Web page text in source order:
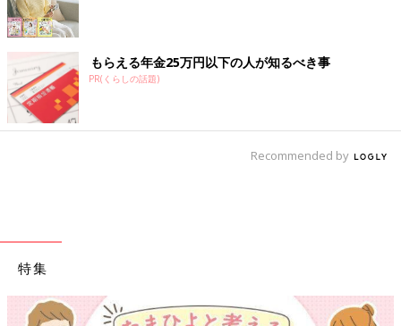
もらえる年金25万円以下の人が知るべき事
PR(くらしの話題)
Recommended by
特集